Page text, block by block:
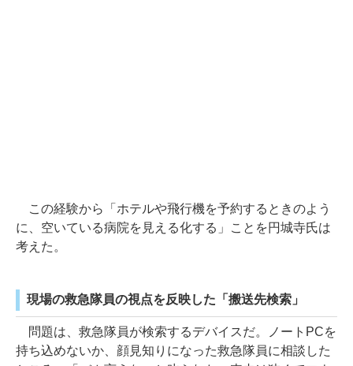
この経験から「ホテルや飛行機を予約するときのよう
に、空いている病院を見える化する」ことを円城寺氏は
考えた。
現場の救急隊員の視点を反映した「搬送先検索」
問題は、救急隊員が検索するデバイスだ。ノートPCを
持ち込めないか、顔見知りになった救急隊員に相談した